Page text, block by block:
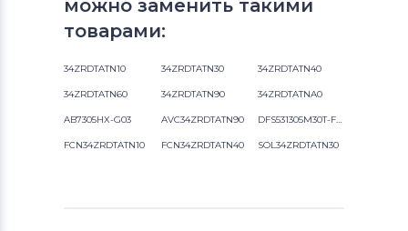
можно заменить такими
товарами:
34ZRDTATN10 34ZRDTATN30 34ZRDTATN40
34ZRDTATN60 34ZRDTATN90 34ZRDTATNA0
AB7305HX-G03 AVC34ZRDTATN90 DFS531305M30T-FA7D
FCN34ZRDTATN10 FCN34ZRDTATN40 SOL34ZRDTATN30